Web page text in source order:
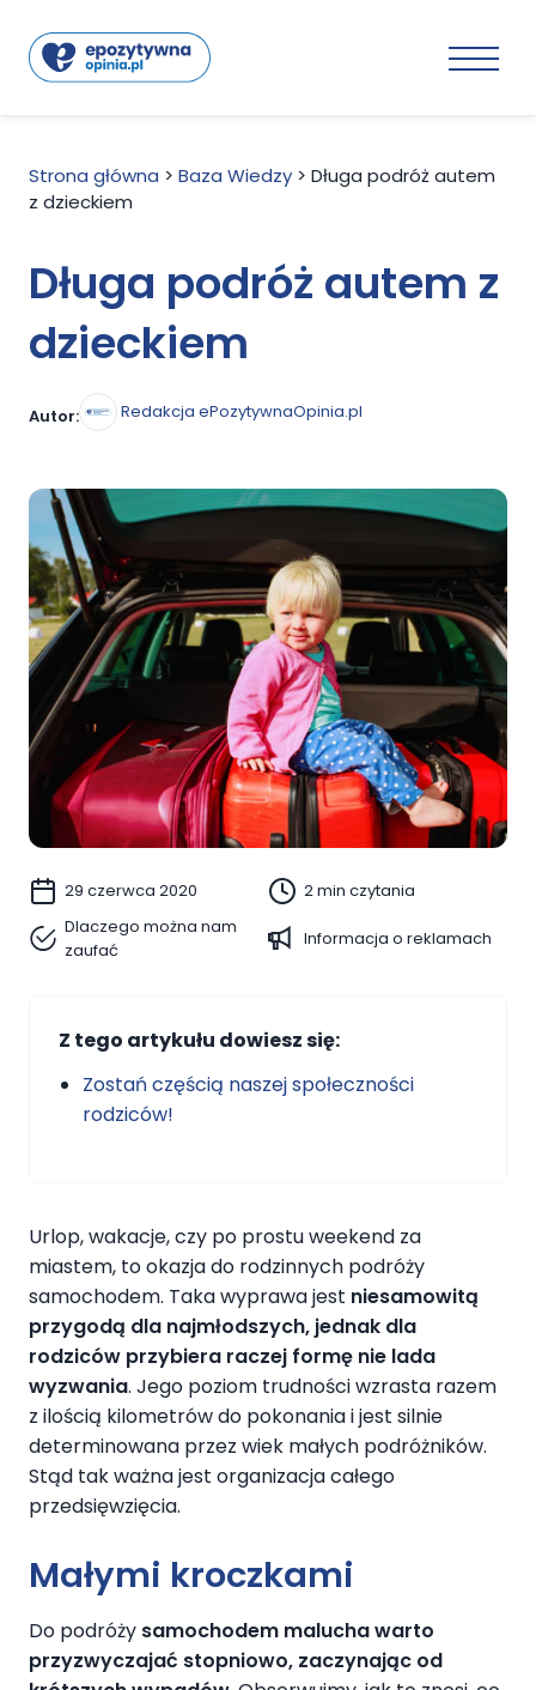
Strona główna > Baza Wiedzy > Długa podróż autem
z dzieckiem
Długa podróż autem z
dzieckiem
Autor: Redakcja ePozytywnaOpinia.pl
29 czerwca 2020
2 min czytania
Dlaczego można nam
zaufać
Informacja o reklamach
Z tego artykułu dowiesz się:
Zostań częścią naszej społeczności
rodziców!
Urlop, wakacje, czy po prostu weekend za
miastem, to okazja do rodzinnych podróży
samochodem. Taka wyprawa jest niesamowitą
przygodą dla najmłodszych, jednak dla
rodziców przybiera raczej formę nie lada
wyzwania. Jego poziom trudności wzrasta razem
z ilością kilometrów do pokonania i jest silnie
determinowana przez wiek małych podróżników.
Stąd tak ważna jest organizacja całego
przedsięwzięcia.
Małymi kroczkami
Do podróży samochodem malucha warto
przyzwyczajać stopniowo, zaczynając od